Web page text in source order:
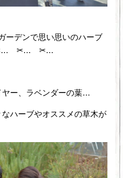
ーデンで思い思いのハーブ
た✂… ✂… ✂…
ヤー、ラベンダーの葉…
ハーブやオススメの草木が